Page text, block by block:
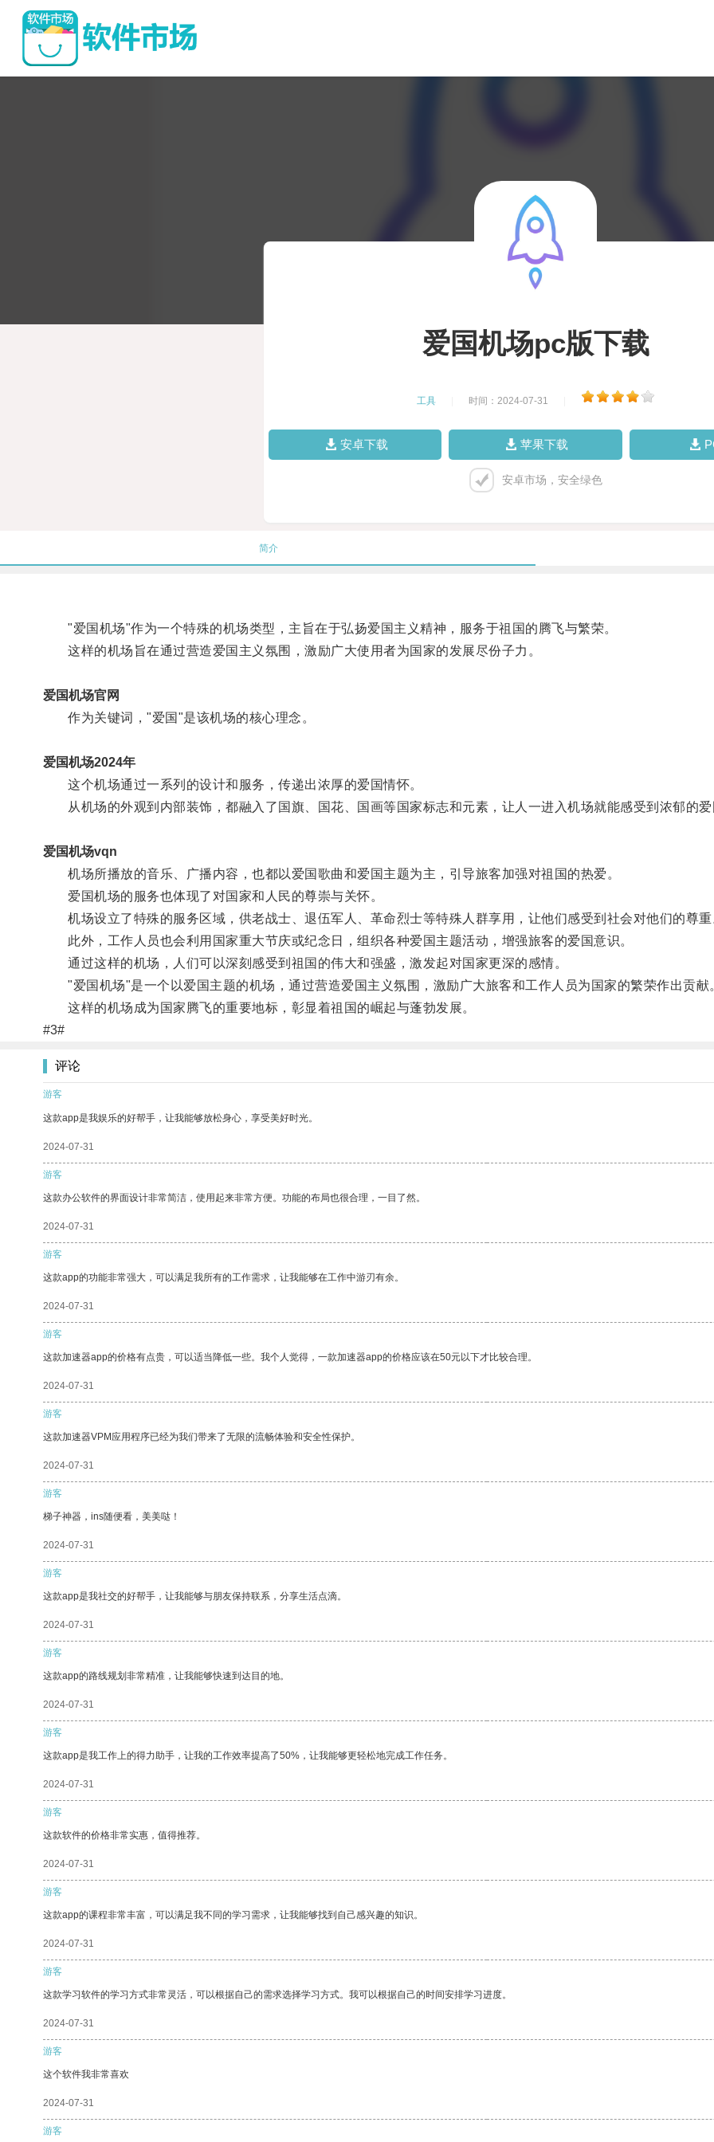
爱国机场pc版下载
工具 时间：2024-07-31
安卓下载 苹果下载
安卓市场，安全绿色
简介
"爱国机场"作为一个特殊的机场类型，主旨在于弘扬爱国主义精神，服务于祖国的腾飞与繁荣。
这样的机场旨在通过营造爱国主义氛围，激励广大使用者为国家的发展尽份子力。
爱国机场官网
作为关键词，"爱国"是该机场的核心理念。
爱国机场2024年
这个机场通过一系列的设计和服务，传递出浓厚的爱国情怀。
从机场的外观到内部装饰，都融入了国旗、国花、国画等国家标志和元素，让人一进入机场就能感受到浓郁的爱
爱国机场vqn
机场所播放的音乐、广播内容，也都以爱国歌曲和爱国主题为主，引导旅客加强对祖国的热爱。
爱国机场的服务也体现了对国家和人民的尊崇与关怀。
机场设立了特殊的服务区域，供老战士、退伍军人、革命烈士等特殊人群享用，让他们感受到社会对他们的尊重
此外，工作人员也会利用国家重大节庆或纪念日，组织各种爱国主题活动，增强旅客的爱国意识。
通过这样的机场，人们可以深刻感受到祖国的伟大和强盛，激发起对国家更深的感情。
"爱国机场"是一个以爱国主题的机场，通过营造爱国主义氛围，激励广大旅客和工作人员为国家的繁荣作出贡献
这样的机场成为国家腾飞的重要地标，彰显着祖国的崛起与蓬勃发展。
#3#
评论
游客
这款app是我娱乐的好帮手，让我能够放松身心，享受美好时光。
2024-07-31
游客
这款办公软件的界面设计非常简洁，使用起来非常方便。功能的布局也很合理，一目了然。
2024-07-31
游客
这款app的功能非常强大，可以满足我所有的工作需求，让我能够在工作中游刃有余。
2024-07-31
游客
这款加速器app的价格有点贵，可以适当降低一些。我个人觉得，一款加速器app的价格应该在50元以下才比较合理。
2024-07-31
游客
这款加速器VPM应用程序已经为我们带来了无限的流畅体验和安全性保护。
2024-07-31
游客
梯子神器，ins随便看，美美哒！
2024-07-31
游客
这款app是我社交的好帮手，让我能够与朋友保持联系，分享生活点滴。
2024-07-31
游客
这款app的路线规划非常精准，让我能够快速到达目的地。
2024-07-31
游客
这款app是我工作上的得力助手，让我的工作效率提高了50%，让我能够更轻松地完成工作任务。
2024-07-31
游客
这款软件的价格非常实惠，值得推荐。
2024-07-31
游客
这款app的课程非常丰富，可以满足我不同的学习需求，让我能够找到自己感兴趣的知识。
2024-07-31
游客
这款学习软件的学习方式非常灵活，可以根据自己的需求选择学习方式。我可以根据自己的时间安排学习进度。
2024-07-31
游客
这个软件我非常喜欢
2024-07-31
游客